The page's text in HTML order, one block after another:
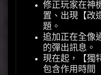
修正玩家在神
置、出現【改
題。
追加正在全像
的彈出訊息。
現在起，【獨
包含作用時間